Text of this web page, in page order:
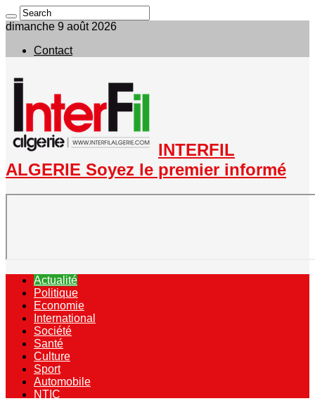
dimanche 9 août 2026
Contact
INTERFIL
ALGERIE Soyez le premier informé
Actualité
Politique
Economie
International
Société
Santé
Culture
Sport
Automobile
NTIC